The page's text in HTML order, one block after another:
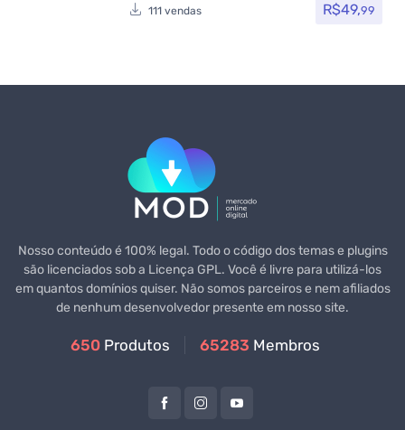
111 vendas R$49,99
Nosso conteúdo é 100% legal. Todo o código dos temas e plugins
são licenciados sob a Licença GPL. Você é livre para utilizá-los
em quantos domínios quiser. Não somos parceiros e nem afiliados
de nenhum desenvolvedor presente em nosso site.
650 Produtos 65283 Membros